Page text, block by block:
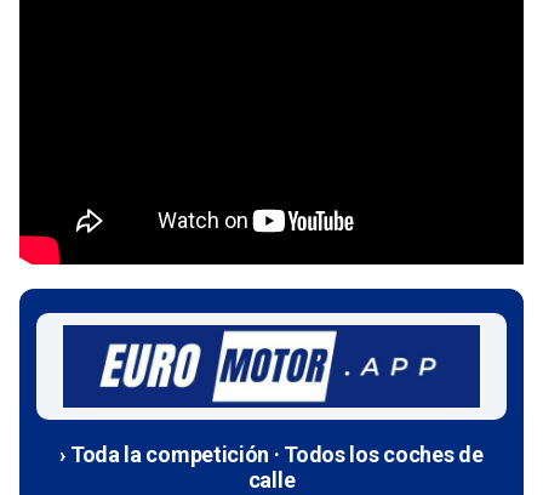
› Toda la competición · Todos los coches de
calle